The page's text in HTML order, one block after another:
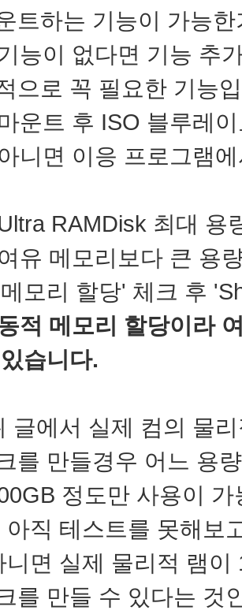
트하는 기능이 가능한
능이 없다면 기능 추
으로 꼭 필요한 기능
운트 후 ISO 블루레이
니면 이응 프로그램
RAMDisk 최대 용
유 메모리보다 큰 용
모리 할당' 체크 후
적 메모리 할당이라
습니다.
글에서 실제 컴의 물
를 만들경우 어느 용
정도만 사용이
아직 테스트를 못해보
니면 실제 물리적 램
를 만들 수 있다는 것